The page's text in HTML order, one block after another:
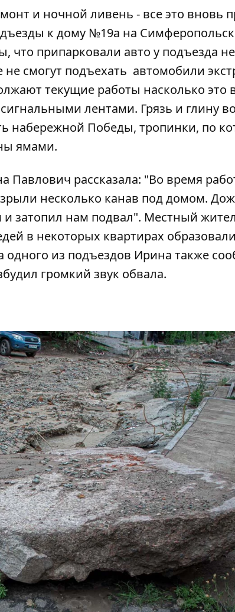
и ночной ливень - все это вновь
к дому №19а на
припарковали авто у подъезда
смогут подъехать автомобили
текущие работы насколько это
лентами. Грязь и глину
набережной Победы, тропинки, по
ямами.
рассказала: "Во время
несколько канав под домом.
затопил нам подвал". Местный
в некоторых квартирах
из подъездов Ирина также
громкий звук обвала.